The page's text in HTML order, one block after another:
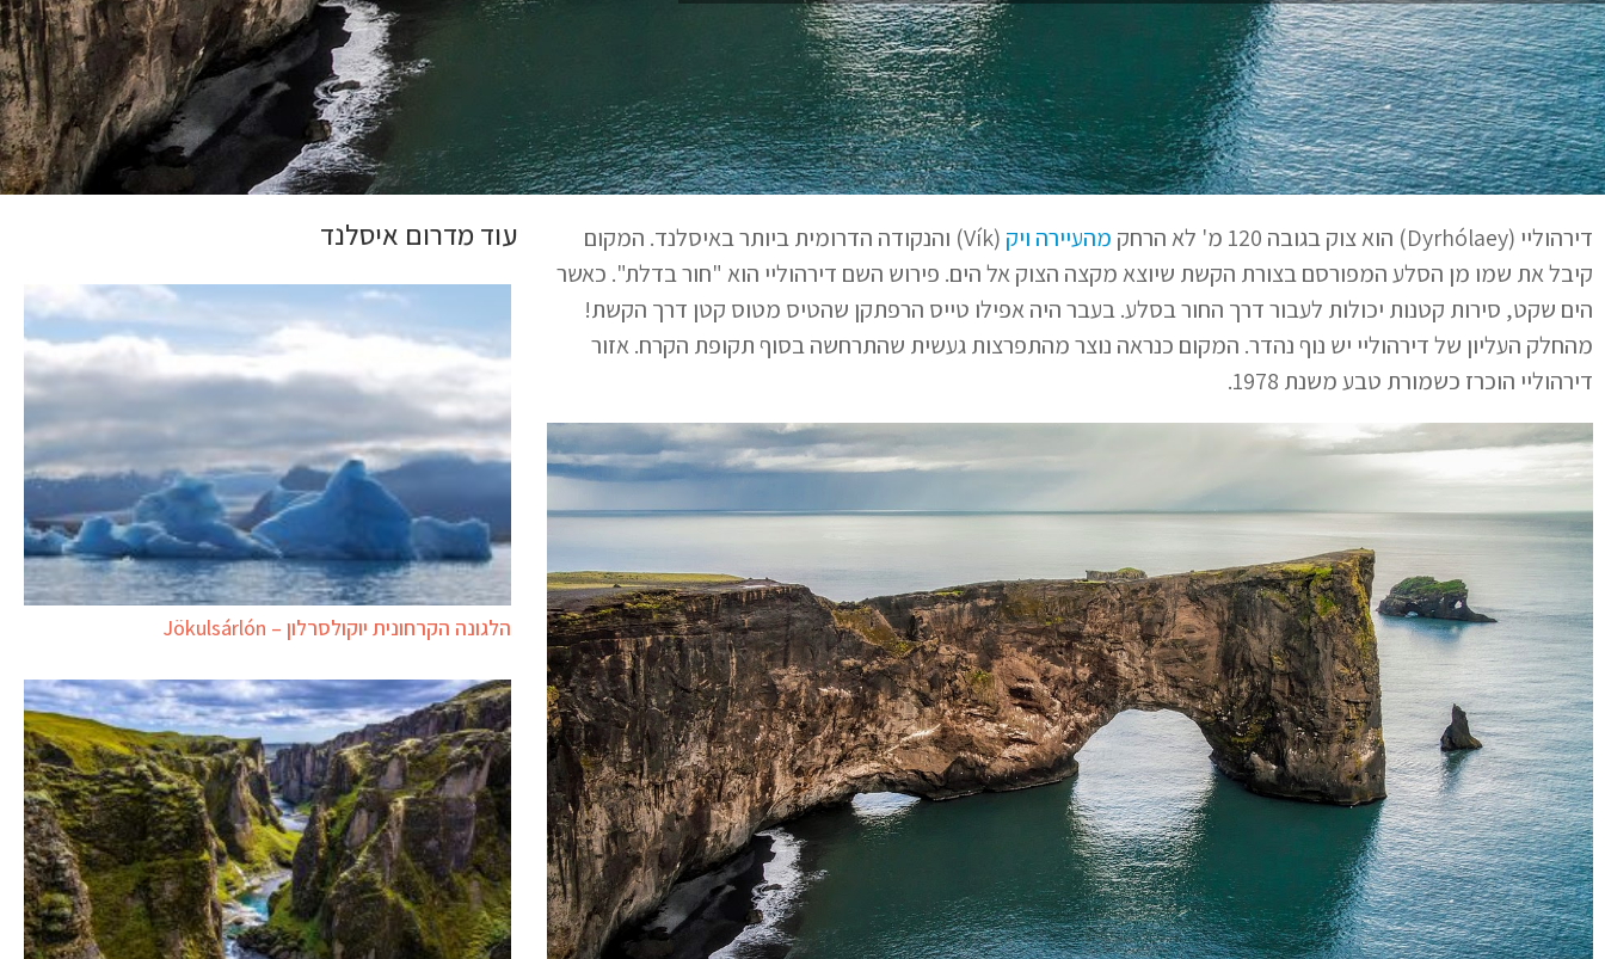
דירהוליי (Dyrhólaey) הוא צוק בגובה 120 מ' לא הרחק מהעיירה ויק
(Vík) והנקודה הדרומית ביותר באיסלנד. המקום
קיבל את שמו מן הסלע המפורסם בצורת הקשת שיוצא מקצה הצוק אל הים. פירוש השם דירהוליי הוא "חור בדלת". כאשר
הים שקט, סירות קטנות יכולות לעבור דרך החור בסלע. בעבר היה אפילו טייס הרפתקן שהטיס מטוס קטן דרך הקשת!
מהחלק העליון של דירהוליי יש נוף נהדר. המקום כנראה נוצר מהתפרצות געשית שהתרחשה בסוף תקופת הקרח. אזור
דירהוליי הוכרז כשמורת טבע משנת 1978.
עוד מדרום איסלנד
הלגונה הקרחונית יוקולסרלון – Jökulsárlón